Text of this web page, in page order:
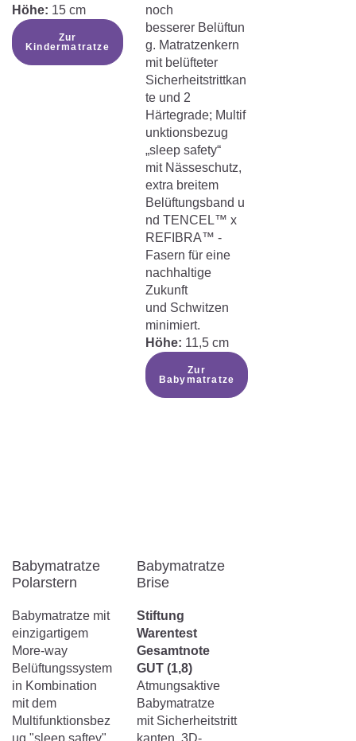
Höhe: 15 cm
Zur
Kindermatratze
noch
besserer Belüftun
g. Matratzenkern
mit belüfteter
Sicherheitstrittkan
te und 2
Härtegrade; Multif
unktionsbezug
„sleep safety“
mit Nässeschutz,
extra breitem
Belüftungsband u
nd TENCEL™ x
REFIBRA™ -
Fasern für eine
nachhaltige
Zukunft
und Schwitzen
minimiert.
Höhe: 11,5 cm
Zur
Babymatratze
Babymatratze
Polarstern
Babymatratze mit
einzigartigem
More-way
Belüftungssystem
in Kombination
mit dem
Multifunktionsbez
Babymatratze
Brise
Stiftung
Warentest
Gesamtnote
GUT (1,8)
Atmungsaktive
Babymatratze
mit Sicherheitstritt